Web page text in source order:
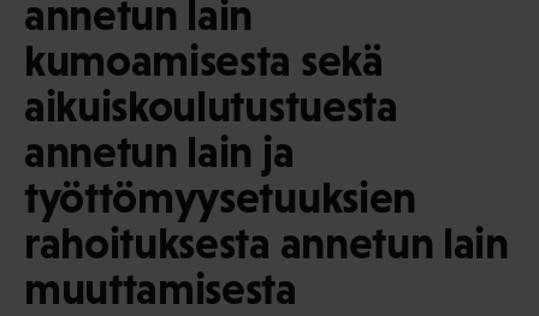
annetun lain
kumoamisesta sekä
aikuiskoulutustuesta
annetun lain ja
työttömyysetuuksien
rahoituksesta annetun lain
muuttamisesta